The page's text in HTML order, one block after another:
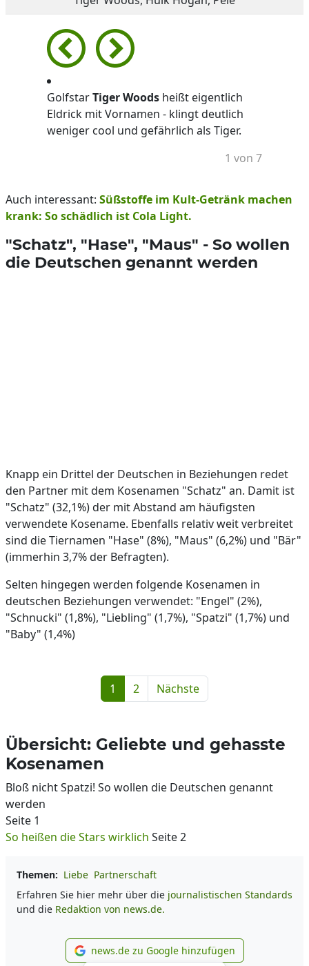
GolfstarTiger Woods heißt eigentlich
Eldrick mit Vornamen - klingt deutlich
weniger cool und gefährlich als Tiger.
1 von 7
Auch interessant: Süßstoffe im Kult-Getränk machen
krank: So schädlich ist Cola Light.
"Schatz", "Hase", "Maus" - So wollen
die Deutschen genannt werden
Knapp ein Drittel der Deutschen in Beziehungen redet
den Partner mit dem Kosenamen "Schatz" an. Damit ist
"Schatz" (32,1%) der mit Abstand am häufigsten
verwendete Kosename. Ebenfalls relativ weit verbreitet
sind die Tiernamen "Hase" (8%), "Maus" (6,2%) und "Bär"
(immerhin 3,7% der Befragten).
Selten hingegen werden folgende Kosenamen in
deutschen Beziehungen verwendet: "Engel" (2%),
"Schnucki" (1,8%), "Liebling" (1,7%), "Spatzi" (1,7%) und
"Baby" (1,4%)
1 2 Nächste
Übersicht: Geliebte und gehasste
Kosenamen
Bloß nicht Spatzi! So wollen die Deutschen genannt
werden
Seite 1
So heißen die Stars wirklich Seite 2
Themen: Liebe Partnerschaft
Erfahren Sie hier mehr über die journalistischen Standards
und die Redaktion von news.de.
news.de zu Google
news.de zu Google hinzufügen